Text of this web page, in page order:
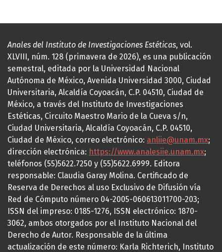
Anales del Instituto de Investigaciones Estéticas, vol.
XLVIII, núm. 128 (primavera de 2026), es una publicación
semestral, editada por la Universidad Nacional
Autónoma de México, Avenida Universidad 3000, Ciudad
Universitaria, Alcaldía Coyoacán, C.P. 04510, Ciudad de
México, a través del Instituto de Investigaciones
Estéticas, Circuito Maestro Mario de la Cueva s/n,
Ciudad Universitaria, Alcaldía Coyoacán, C.P. 04510,
Ciudad de México, correo electrónico: anliie@unam.mx;
dirección electrónica: https://www.analesiie.unam.mx;
teléfonos (55)5622.7250 y (55)5622.6999. Editora
responsable: Claudia Garay Molina. Certificado de
Reserva de Derechos al uso Exclusivo de Difusión vía
Red de Cómputo número 04-2005-060613011700-203;
ISSN del impreso: 0185-1276, ISSN electrónico: 1870-
3062, ambos otorgados por el Instituto Nacional del
Derecho de Autor. Responsable de la última
actualización de este número: Karla Richterich, Instituto